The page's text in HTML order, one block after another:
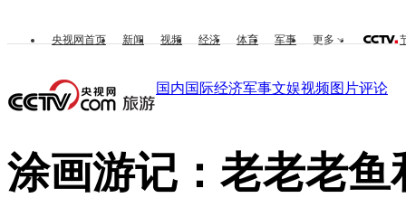
央视网首页 新闻 视频 经济 体育 军事 更多
国内国际经济军事文娱视频图片评论
涂画游记：老老老